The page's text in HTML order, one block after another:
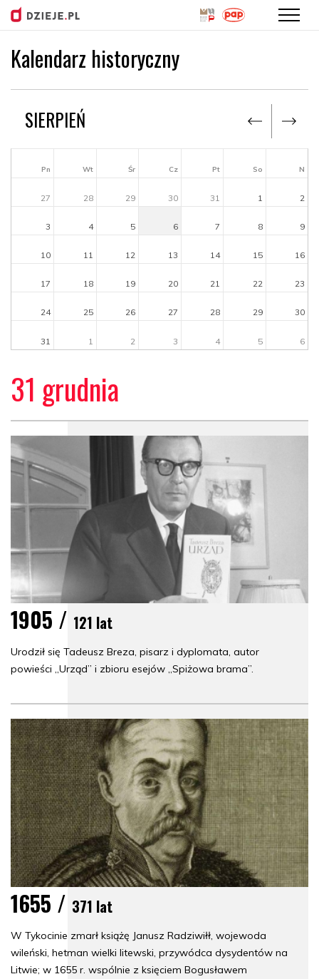
Przejdź
do
Kalendarz historyczny
31 grudnia
1905 / 121 lat
Urodził się Tadeusz Breza, pisarz i dyplomata, autor
powieści „Urząd” i zbioru esejów „Spiżowa brama”.
1655 / 371 lat
W Tykocinie zmarł książę Janusz Radziwiłł, wojewoda
wileński, hetman wielki litewski, przywódca dysydentów na
Litwie; w 1655 r. wspólnie z księciem Bogusławem
SIERPIEŃ
Pn Wt Śr Cz Pt So N
27 28 29 30 31 1 2
3 4 5 6 7 8 9
10 11 12 13 14 15 16
17 18 19 20 21 22 23
24 25 26 27 28 29 30
31 1 2 3 4 5 6